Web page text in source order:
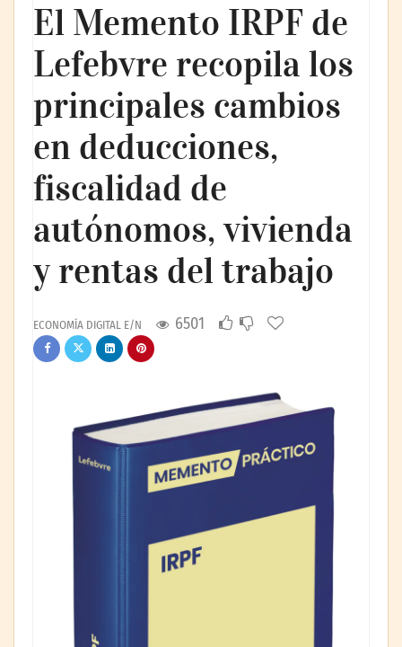
El Memento IRPF de
Lefebvre recopila los
principales cambios
en deducciones,
fiscalidad de
autónomos, vivienda
y rentas del trabajo
ECONOMÍA DIGITAL E/N 6501